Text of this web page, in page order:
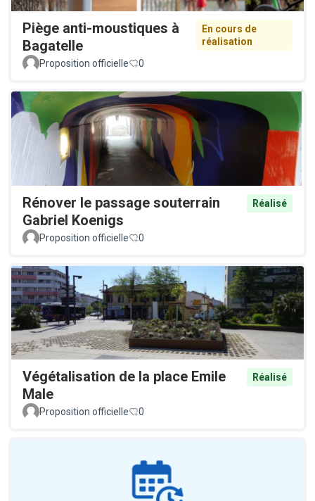
Piège anti-moustiques à
Bagatelle
En cours de
réalisation
Proposition officielle
0
Rénover le passage souterrain
Gabriel Koenigs
Réalisé
Proposition officielle 0
Végétalisation de la place Emile
Male
Réalisé
Proposition officielle 0